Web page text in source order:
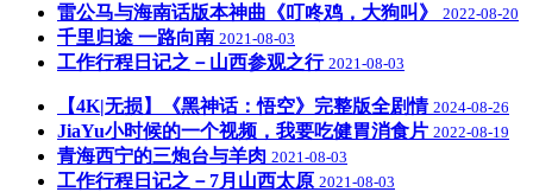
雷公马与海南话版本神曲《叮咚鸡，大狗叫》 2022-08-20
千里归途 一路向南 2021-08-03
工作行程日记之－山西参观之行 2021-08-03
【4K|无损】《黑神话：悟空》完整版全剧情 2024-08-26
JiaYu小时候的一个视频，我要吃健胃消食片 2022-08-19
青海西宁的三炮台与羊肉 2021-08-03
工作行程日记之－7月山西太原 2021-08-03